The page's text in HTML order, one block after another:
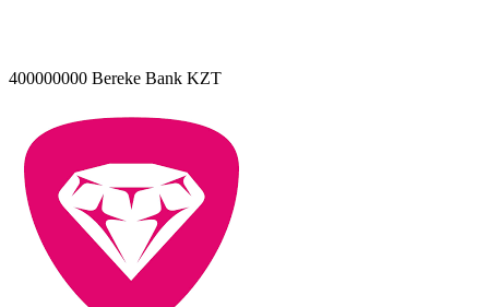
400000000 Bereke Bank KZT